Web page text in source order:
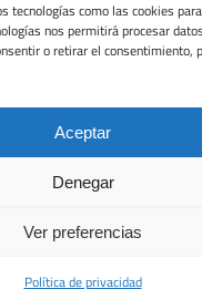
tecnologías como las cookies
nos permitirá procesar
o retirar el consentimiento,
Aceptar
Denegar
Ver preferencias
Política de privacidad